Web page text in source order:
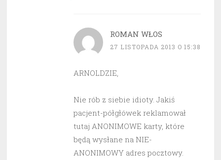
ROMAN WŁOS
27 LISTOPADA 2013 O 15:38
ARNOLDZIE,
Nie rób z siebie idioty. Jakiś
pacjent-półgłówek reklamował
tutaj ANONIMOWE karty, które
będą wysłane na NIE-
ANONIMOWY adres pocztowy.